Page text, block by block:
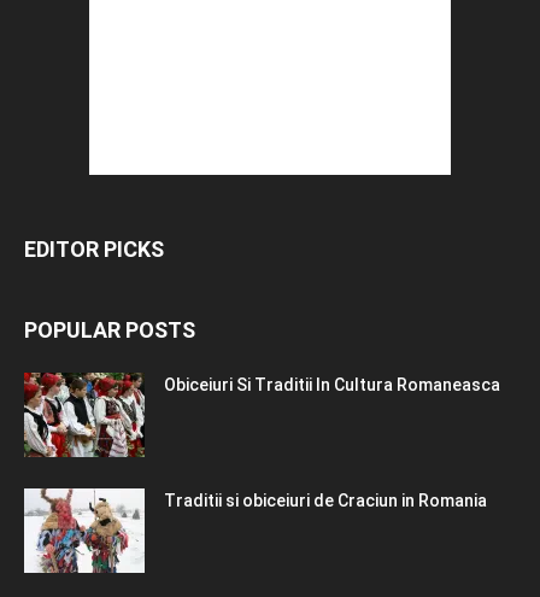
EDITOR PICKS
POPULAR POSTS
Obiceiuri Si Traditii In Cultura Romaneasca
Traditii si obiceiuri de Craciun in Romania